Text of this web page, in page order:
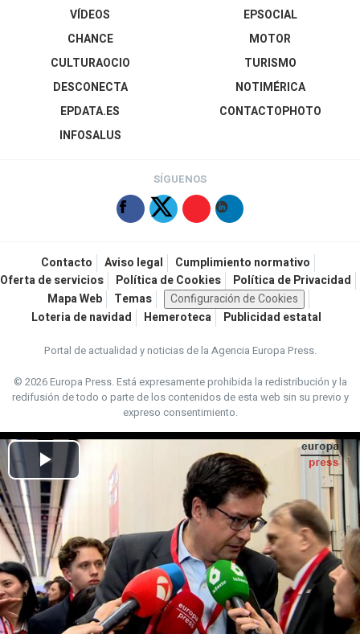
VÍDEOS
EPSOCIAL
CHANCE
CULTURAOCIO
DESCONECTA
EPDATA.ES
INFOSALUS
MOTOR
TURISMO
NOTIMÉRICA
CONTACTOPHOTO
SÍGUENOS
Contacto Aviso legal
Cumplimiento normativo
Oferta de servicios
Política de Cookies
Política de Privacidad
Mapa Web
Temas
Configuración de Cookies
Loteria de navidad
Hemeroteca Publicidad estatal
Portal de actualidad y noticias de la Agencia Europa Press.
© 2026 Europa Press.Está expresamente prohibida la redistribución y la
redifusión de todo o parte de los contenidos de esta web sin su previo y
expreso consentimiento.